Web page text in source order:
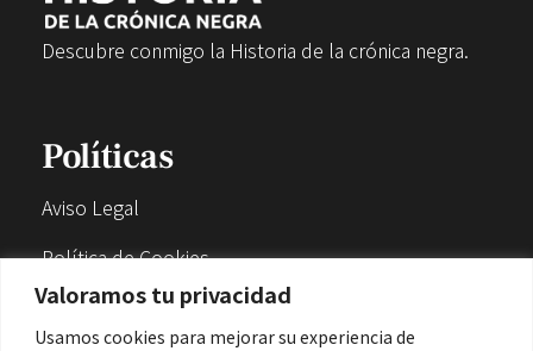
Valoramos tu privacidad
Usamos cookies para mejorar su experiencia de
Descubre conmigo la Historia de la crónica negra.
Políticas
Aviso Legal
Política de Cookies
Política de Privacidad